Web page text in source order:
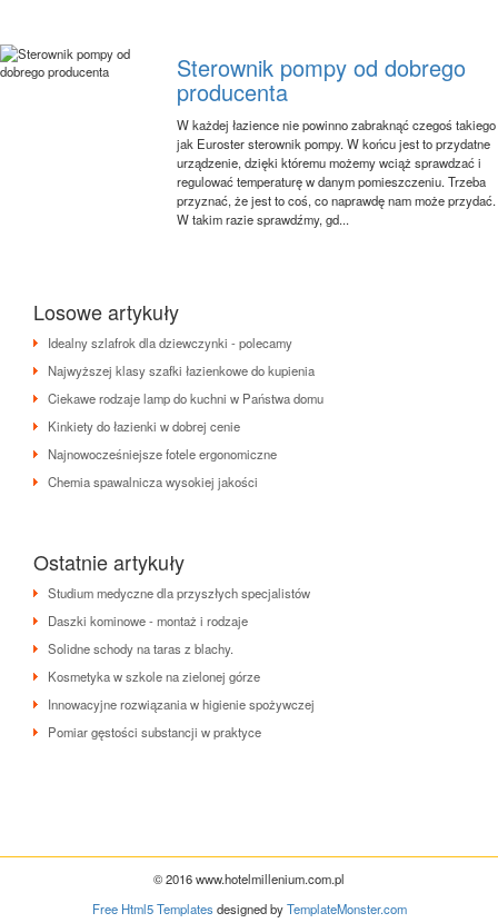
Sterownik pompy od dobrego
producenta
W każdej łazience nie powinno zabraknąć czegoś takiego
jak Euroster sterownik pompy. W końcu jest to przydatne
urządzenie, dzięki któremu możemy wciąż sprawdzać i
regulować temperaturę w danym pomieszczeniu. Trzeba
przyznać, że jest to coś, co naprawdę nam może przydać.
W takim razie sprawdźmy, gd...
Losowe artykuły
Idealny szlafrok dla dziewczynki - polecamy
Najwyższej klasy szafki łazienkowe do kupienia
Ciekawe rodzaje lamp do kuchni w Państwa domu
Kinkiety do łazienki w dobrej cenie
Najnowocześniejsze fotele ergonomiczne
Chemia spawalnicza wysokiej jakości
Ostatnie artykuły
Studium medyczne dla przyszłych specjalistów
Daszki kominowe - montaż i rodzaje
Solidne schody na taras z blachy.
Kosmetyka w szkole na zielonej górze
Innowacyjne rozwiązania w higienie spożywczej
Pomiar gęstości substancji w praktyce
© 2016 www.hotelmillenium.com.pl
Free Html5 Templatesdesigned byTemplateMonster.com